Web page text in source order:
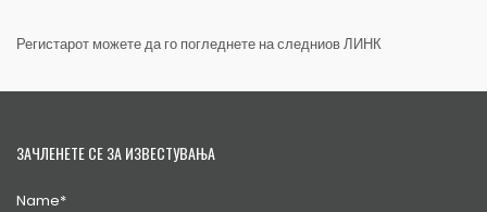
Регистарот можете да го погледнете на следниовЛИНК
ЗАЧЛЕНЕТЕ СЕ ЗА ИЗВЕСТУВАЊА
Name*